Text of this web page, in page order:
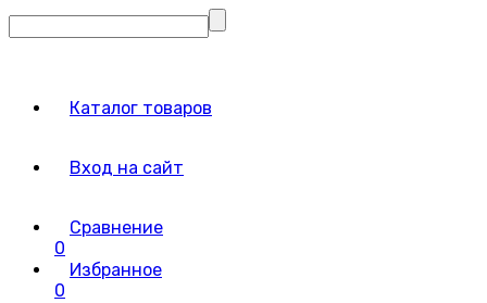
Каталог товаров
Вход на сайт
Сравнение
0
Избранное
0